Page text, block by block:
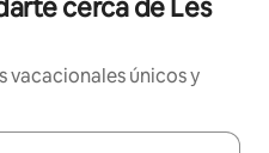
cerca de Les
vacacionales únicos y